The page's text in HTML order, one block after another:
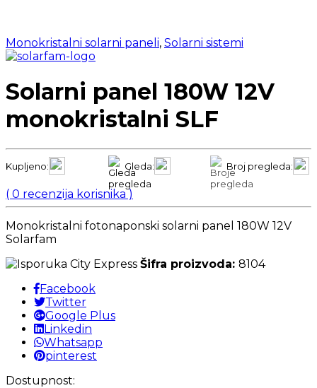
Monokristalni solarni paneli, Solarni sistemi
Solarni panel 180W 12V
monokristalni SLF
Kupljeno: Gleda: Broj pregleda:
( 0 recenzija korisnika )
Monokristalni fotonaponski solarni panel 180W 12V
Solarfam
Šifra proizvoda: 8104
Facebook
Twitter
Google Plus
Linkedin
Whatsapp
pinterest
Dostupnost: